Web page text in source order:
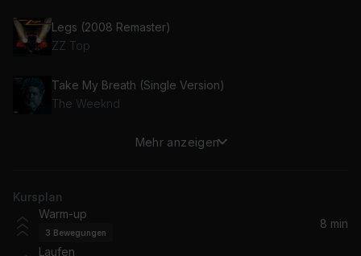
Legs (2008 Remaster)
ZZ Top
Take My Breath (Single Version)
The Weeknd
Soulmate
Lizzo
Mehr anzeigen
Kursplan
Warm-up
3 Bewegungen
8 min
Laufen